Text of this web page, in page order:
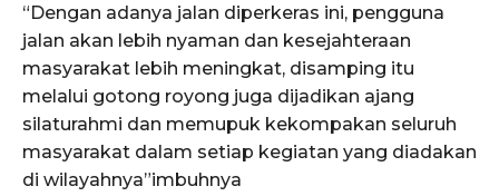
“Dengan adanya jalan diperkeras ini, pengguna
jalan akan lebih nyaman dan kesejahteraan
masyarakat lebih meningkat, disamping itu
melalui gotong royong juga dijadikan ajang
silaturahmi dan memupuk kekompakan seluruh
masyarakat dalam setiap kegiatan yang diadakan
di wilayahnya”imbuhnya